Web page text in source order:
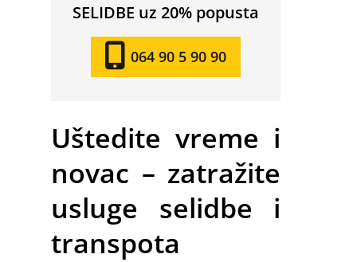
SELIDBE uz 20% popusta
064 90 5 90 90
Uštedite vreme i
novac – zatražite
usluge selidbe i
transpota